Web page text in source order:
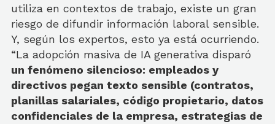
utiliza en contextos de trabajo, existe un gran
riesgo de difundir información laboral sensible.
Y, según los expertos, esto ya está ocurriendo.
“La adopción masiva de IA generativa disparó
un fenómeno silencioso: empleados y
directivos pegan texto sensible (contratos,
planillas salariales, código propietario, datos
confidenciales de la empresa, estrategias de